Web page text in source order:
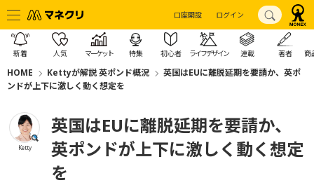
口座開設 ログイン
新着 人気 マーケット 特集 初心者 ライフデザイン 連載 著者 商
HOME Kettyが解説 英ポンド概況
英国はEUに離脱延期を要請か、英ポ
ンドが上下に激しく動く想定を
Ketty
英国はEUに離脱延期を要請か、
英ポンドが上下に激しく動く想定
を